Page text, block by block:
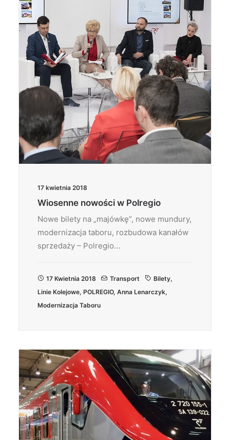
Wyszukiwanie
17 kwietnia 2018
Wiosenne nowości w Polregio
Nowe bilety na „majówkę”, nowe mundury,
modernizacja taboru, rozbudowa kanałów
sprzedaży – Polregio…
17 Kwietnia 2018 Transport Bilety,
Linie Kolejowe, POLREGIO, Anna Lenarczyk,
Modernizacja Taboru